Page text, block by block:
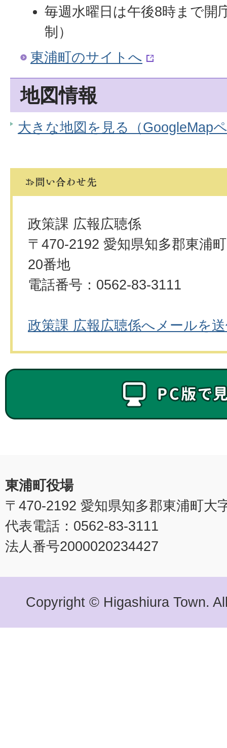
毎週水曜日は午後8時まで開
制）
東浦町のサイトへ
地図情報
大きな地図を見る（GoogleMap
政策課 広報広聴係
〒470-2192 愛知県知多郡東浦
20番地
電話番号：0562-83-3111
政策課 広報広聴係へメールを
東浦町役場
〒470-2192 愛知県知多郡東浦町大
代表電話：0562-83-3111
法人番号2000020234427
Copyright © Higashiura Town.